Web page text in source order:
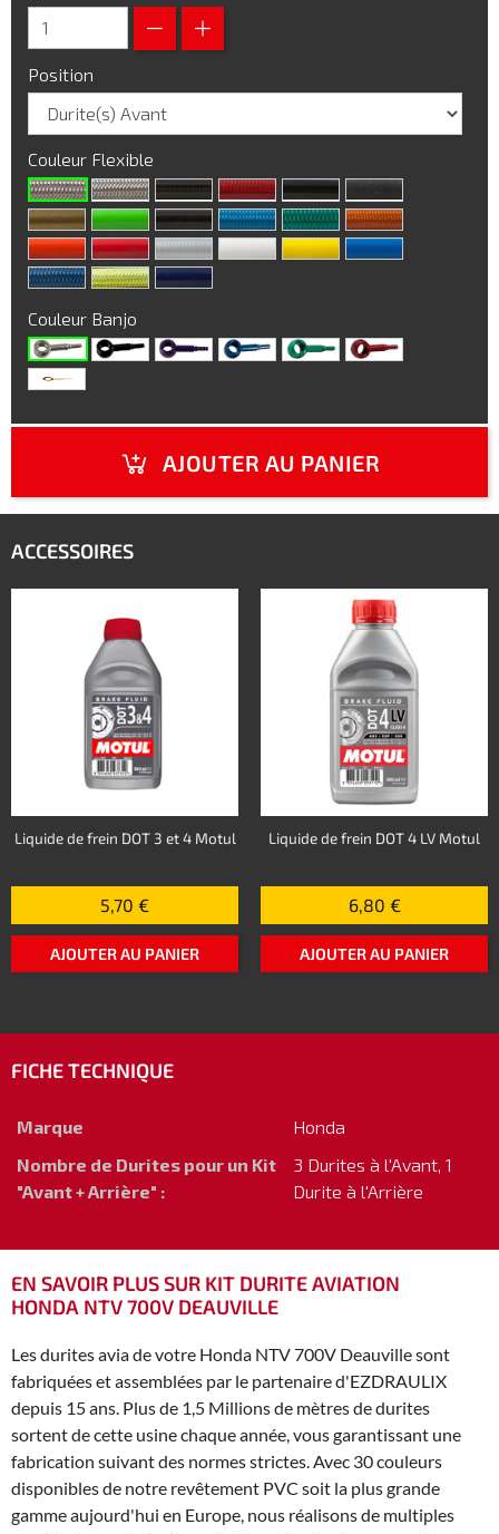
Position
Couleur Flexible
Couleur Banjo
AJOUTER AU PANIER
ACCESSOIRES
Liquide de frein DOT 3 et 4 Motul
5,70 €
AJOUTER AU PANIER
Liquide de frein DOT 4 LV Motul
6,80 €
AJOUTER AU PANIER
FICHE TECHNIQUE
Marque
Honda
Nombre de Durites pour un Kit
"Avant + Arrière" :
3 Durites à l'Avant, 1
Durite à l'Arrière
EN SAVOIR PLUS SUR KIT DURITE AVIATION
HONDA NTV 700V DEAUVILLE
Les durites avia de votre Honda NTV 700V Deauville sont
fabriquées et assemblées par le partenaire d'EZDRAULIX
depuis 15 ans. Plus de 1,5 Millions de mètres de durites
sortent de cette usine chaque année, vous garantissant une
fabrication suivant des normes strictes. Avec 30 couleurs
disponibles de notre revêtement PVC soit la plus grande
gamme aujourd'hui en Europe, nous réalisons de multiples